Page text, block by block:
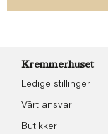
Kremmerhuset
Ledige stillinger
Vårt ansvar
Butikker